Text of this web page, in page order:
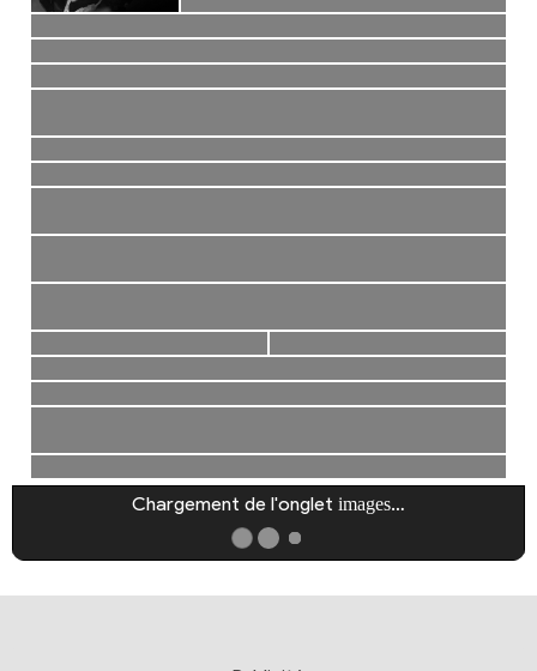
Chargement de l'onglet images…